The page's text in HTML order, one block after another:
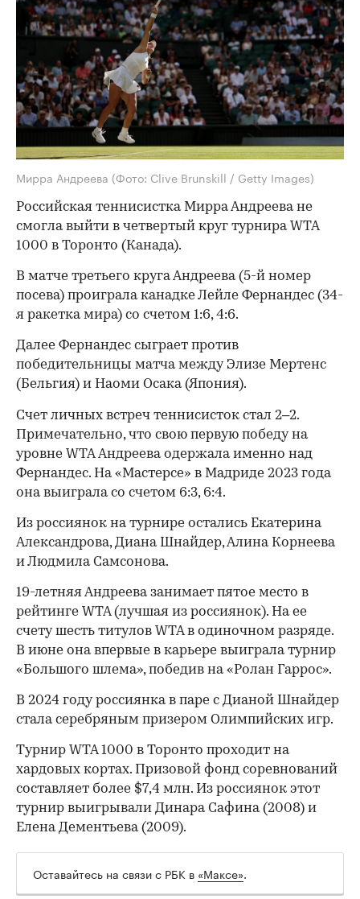
Мирра Андреева (Фото: Clive Brunskill / Getty Images)
Российская теннисистка Мирра Андреева не
смогла выйти в четвертый круг турнира WTA
1000 в Торонто (Канада).
В матче третьего круга Андреева (5-й номер
посева) проиграла канадке Лейле Фернандес (34-
я ракетка мира) со счетом 1:6, 4:6.
Далее Фернандес сыграет против
победительницы матча между Элизе Мертенс
(Бельгия) и Наоми Осака (Япония).
Счет личных встреч теннисисток стал 2–2.
Примечательно, что свою первую победу на
уровне WTA Андреева одержала именно над
Фернандес. На «Мастерсе» в Мадриде 2023 года
она выиграла со счетом 6:3, 6:4.
Из россиянок на турнире остались Екатерина
Александрова, Диана Шнайдер, Алина Корнеева
и Людмила Самсонова.
19-летняя Андреева занимает пятое место в
рейтинге WTA (лучшая из россиянок). На ее
счету шесть титулов WTA в одиночном разряде.
В июне она впервые в карьере выиграла турнир
«Большого шлема», победив на «Ролан Гаррос».
В 2024 году россиянка в паре с Дианой Шнайдер
стала серебряным призером Олимпийских игр.
Турнир WTA 1000 в Торонто проходит на
хардовых кортах. Призовой фонд соревнований
составляет более $7,4 млн. Из россиянок этот
турнир выигрывали Динара Сафина (2008) и
Елена Дементьева (2009).
Оставайтесь на связи с РБК в «Максе».